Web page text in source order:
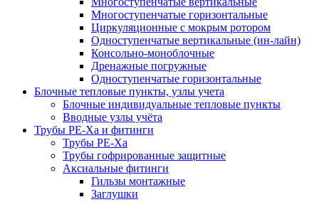
Многоступенчатые горизонтальные
Циркуляционные с мокрым ротором
Одноступенчатые вертикальные (ин-лайн)
Консольно-моноблочные
Дренажные погружные
Одноступенчатые горизонтальные
Блочные тепловые пункты, узлы учета
Блочные индивидуальные тепловые пункты
Вводные узлы учёта
Трубы РЕ-Ха и фитинги
Трубы РЕ-Ха
Трубы гофрированные защитные
Аксиальные фитинги
Гильзы монтажные
Заглушки